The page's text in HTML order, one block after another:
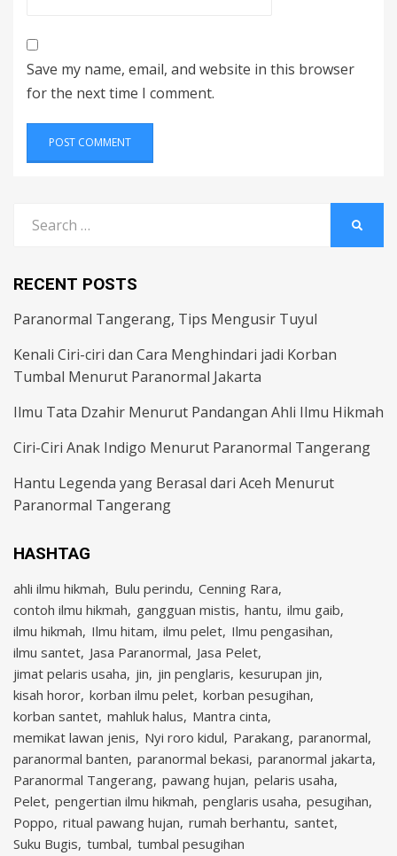
Save my name, email, and website in this browser
for the next time I comment.
for:
RECENT POSTS
Paranormal Tangerang, Tips Mengusir Tuyul
Kenali Ciri-ciri dan Cara Menghindari jadi Korban
Tumbal Menurut Paranormal Jakarta
Ilmu Tata Dzahir Menurut Pandangan Ahli Ilmu Hikmah
Ciri-Ciri Anak Indigo Menurut Paranormal Tangerang
Hantu Legenda yang Berasal dari Aceh Menurut
Paranormal Tangerang
HASHTAG
ahli ilmu hikmah Bulu perindu Cenning Rara
contoh ilmu hikmah gangguan mistis hantu ilmu gaib
ilmu hikmah Ilmu hitam ilmu pelet Ilmu pengasihan
ilmu santet Jasa Paranormal Jasa Pelet
jimat pelaris usaha jin jin penglaris kesurupan jin
kisah horor korban ilmu pelet korban pesugihan
korban santet mahluk halus Mantra cinta
memikat lawan jenis Nyi roro kidul Parakang paranormal
paranormal banten paranormal bekasi paranormal jakarta
Paranormal Tangerang pawang hujan pelaris usaha
Pelet pengertian ilmu hikmah penglaris usaha pesugihan
Poppo ritual pawang hujan rumah berhantu santet
Suku Bugis tumbal tumbal pesugihan